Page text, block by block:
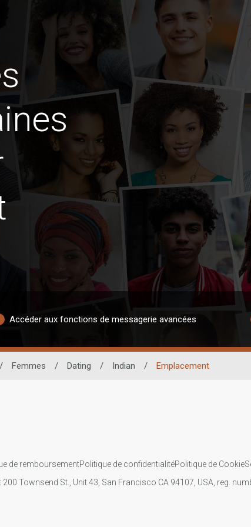
Accéder aux fonctions de messagerie avancées
/ Femmes / Dating / Indian / Emplacement
de remboursementPolitique de confidentialitéPolitique de Cookie
Townsend St., Unit 43, San Francisco CA 94107, USA, reg.